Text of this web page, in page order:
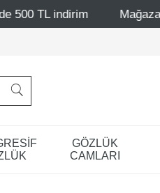
Mağazalarımız – Bağdat
GÖZLÜK
CAMLARI